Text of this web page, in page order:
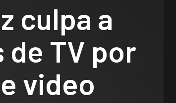
culpa a
de TV por
video